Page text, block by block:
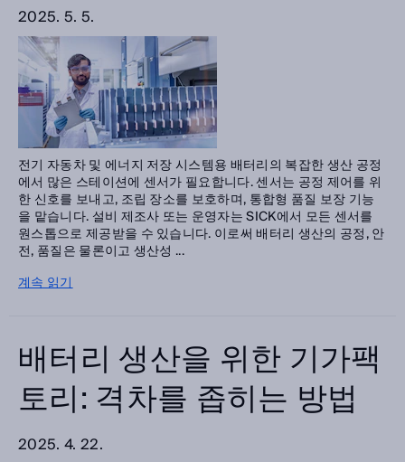
2025. 5. 5.
전기 자동차 및 에너지 저장 시스템용 배터리의 복잡한 생산 공정
에서 많은 스테이션에 센서가 필요합니다. 센서는 공정 제어를 위
한 신호를 보내고, 조립 장소를 보호하며, 통합형 품질 보장 기능
을 맡습니다. 설비 제조사 또는 운영자는 SICK에서 모든 센서를
원스톱으로 제공받을 수 있습니다. 이로써 배터리 생산의 공정, 안
전, 품질은 물론이고 생산성 ...
계속 읽기
배터리 생산을 위한 기가팩
토리: 격차를 좁히는 방법
2025. 4. 22.